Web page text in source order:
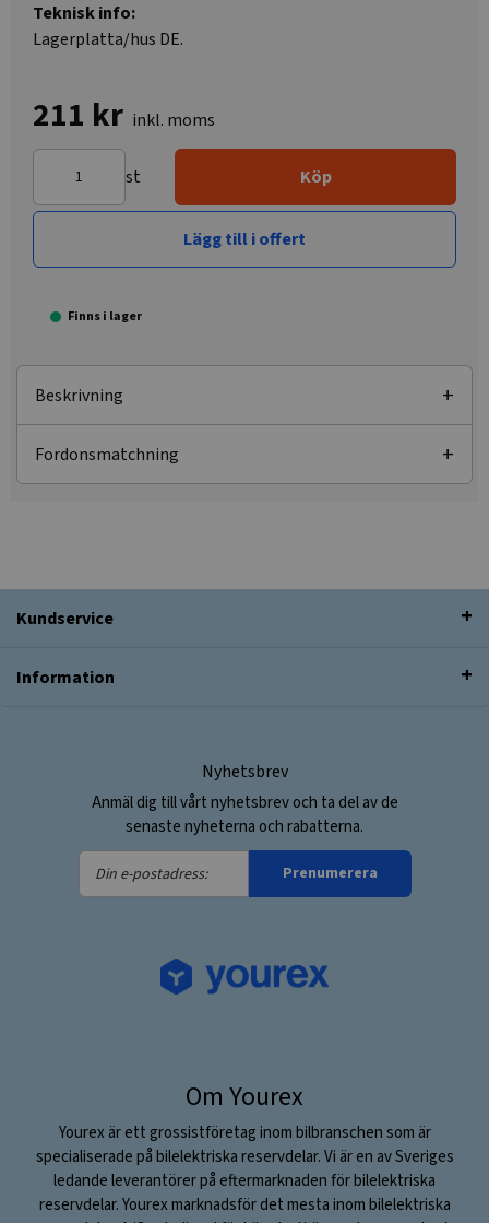
Teknisk info:
Lagerplatta/hus DE.
211 kr inkl. moms
st Köp
Lägg till i offert
Finns i lager
Beskrivning
Fordonsmatchning
Kundservice
Information
Nyhetsbrev
Anmäl dig till vårt nyhetsbrev och ta del av de
senaste nyheterna och rabatterna.
Din
e-
Prenumerera
Om Yourex
Yourex är ett grossistföretag inom bilbranschen som är
specialiserade på bilelektriska reservdelar. Vi är en av Sveriges
ledande leverantörer på eftermarknaden för bilelektriska
reservdelar. Yourex marknadsför det mesta inom bilelektriska